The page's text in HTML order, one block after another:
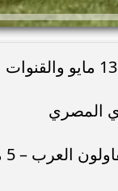
المصري
العرب – 5 مساء
رحلت في أثناء